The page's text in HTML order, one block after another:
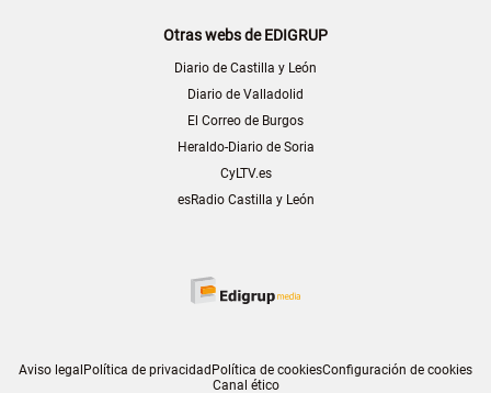
Otras webs de EDIGRUP
Diario de Castilla y León
Diario de Valladolid
El Correo de Burgos
Heraldo-Diario de Soria
CyLTV.es
esRadio Castilla y León
Aviso legal Política de privacidad Política de cookiesConfiguración de cookies
Canal ético